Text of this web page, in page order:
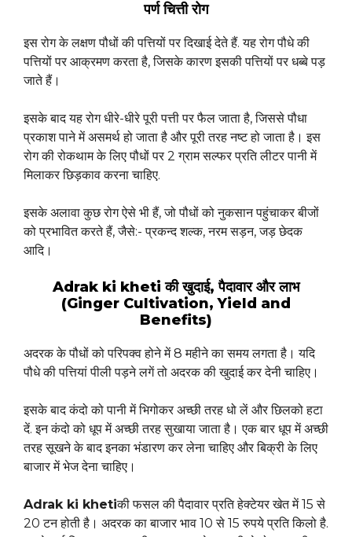
पर्ण चित्ती रोग
इस रोग के लक्षण पौधों की पत्तियों पर दिखाई देते हैं. यह रोग पौधे की
पत्तियों पर आक्रमण करता है, जिसके कारण इसकी पत्तियों पर धब्बे पड़
जाते हैं।
इसके बाद यह रोग धीरे-धीरे पूरी पत्ती पर फैल जाता है, जिससे पौधा
प्रकाश पाने में असमर्थ हो जाता है और पूरी तरह नष्ट हो जाता है। इस
रोग की रोकथाम के लिए पौधों पर 2 ग्राम सल्फर प्रति लीटर पानी में
मिलाकर छिड़काव करना चाहिए.
इसके अलावा कुछ रोग ऐसे भी हैं, जो पौधों को नुकसान पहुंचाकर बीजों
को प्रभावित करते हैं, जैसे:- प्रकन्द शल्क, नरम सड़न, जड़ छेदक
आदि।
Adrak ki kheti की खुदाई, पैदावार और लाभ
(Ginger Cultivation, Yield and
Benefits)
अदरक के पौधों को परिपक्व होने में 8 महीने का समय लगता है। यदि
पौधे की पत्तियां पीली पड़ने लगें तो अदरक की खुदाई कर देनी चाहिए।
इसके बाद कंदो को पानी में भिगोकर अच्छी तरह धो लें और छिलको हटा
दें. इन कंदो को धूप में अच्छी तरह सुखाया जाता है। एक बार धूप में अच्छी
तरह सूखने के बाद इनका भंडारण कर लेना चाहिए और बिक्री के लिए
बाजार में भेज देना चाहिए।
Adrak ki khetiकी फसल की पैदावार प्रति हेक्टेयर खेत में 15 से
20 टन होती है। अदरक का बाजार भाव 10 से 15 रुपये प्रति किलो है.